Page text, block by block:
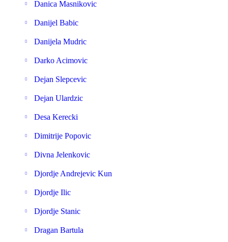
Danica Masnikovic
Danijel Babic
Danijela Mudric
Darko Acimovic
Dejan Slepcevic
Dejan Ulardzic
Desa Kerecki
Dimitrije Popovic
Divna Jelenkovic
Djordje Andrejevic Kun
Djordje Ilic
Djordje Stanic
Dragan Bartula